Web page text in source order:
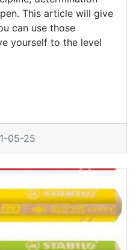
This article will give
can use those
yourself to the level
05-25